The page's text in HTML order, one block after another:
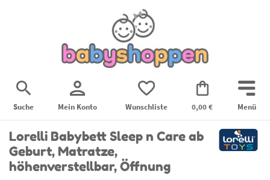
Suche Mein Konto Wunschliste 0,00 € Menü
Lorelli Babybett Sleep n Care ab
Geburt, Matratze,
höhenverstellbar, Öffnung